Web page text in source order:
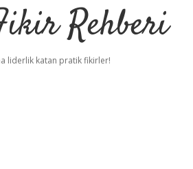
Rehberi
liderlik katan pratik fikirler!